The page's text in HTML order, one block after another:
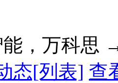
能，万科思
态[列表] 查